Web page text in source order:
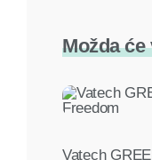
Možda
Vatech